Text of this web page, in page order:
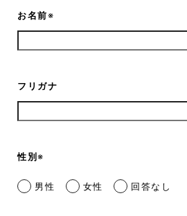
お名前※
フリガナ
性別 ※
男性 女性 回答なし